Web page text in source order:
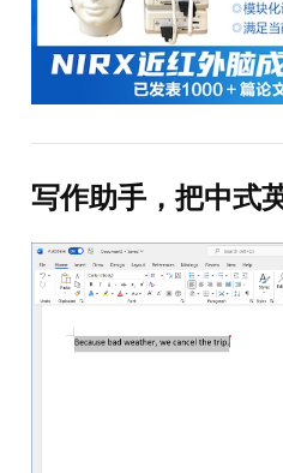
写作助手，把中式